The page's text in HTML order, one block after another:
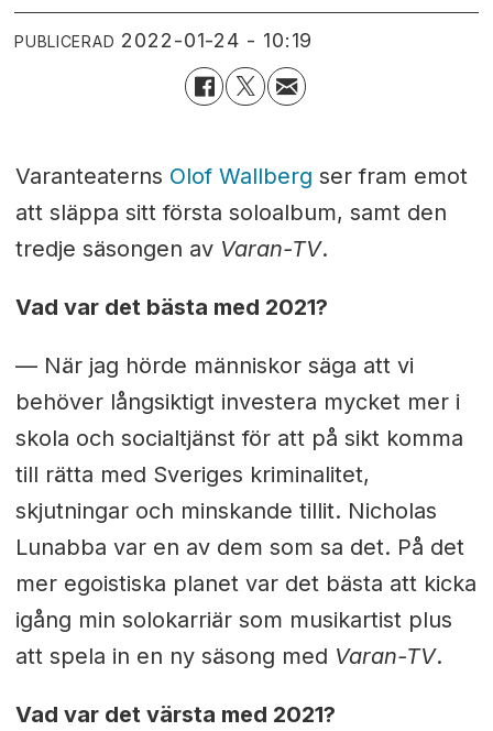
PUBLICERAD 2022-01-24 - 10:19
Varanteaterns Olof Wallberg ser fram emot
att släppa sitt första soloalbum, samt den
tredje säsongen av Varan-TV.
Vad var det bästa med 2021?
–– När jag hörde människor säga att vi
behöver långsiktigt investera mycket mer i
skola och socialtjänst för att på sikt komma
till rätta med Sveriges kriminalitet,
skjutningar och minskande tillit. Nicholas
Lunabba var en av dem som sa det. På det
mer egoistiska planet var det bästa att kicka
igång min solokarriär som musikartist plus
att spela in en ny säsong med Varan-TV.
Vad var det värsta med 2021?